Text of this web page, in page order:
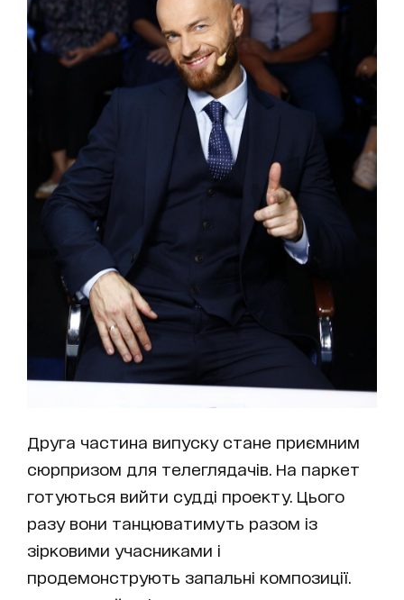
Друга частина випуску стане приємним
сюрпризом для телеглядачів. На паркет
готуються вийти судді проекту. Цього
разу вони танцюватимуть разом із
зірковими учасниками і
продемонструють запальні композиції.